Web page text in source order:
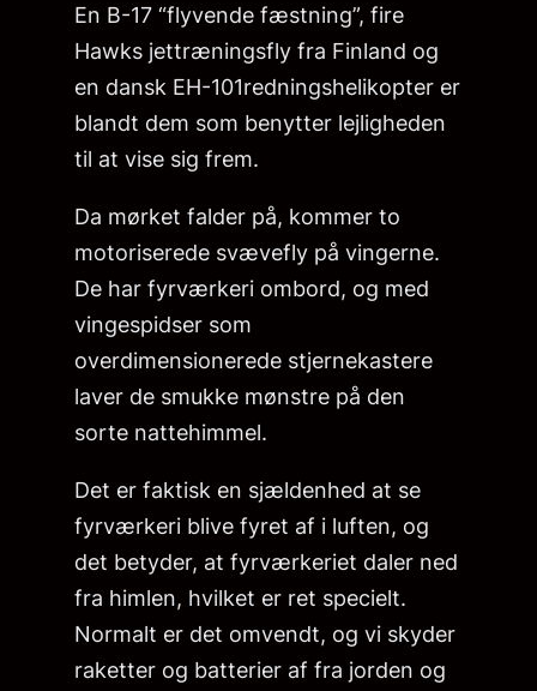
En B-17 “flyvende fæstning”, fire
Hawks jettræningsfly fra Finland og
en dansk EH-101redningshelikopter er
blandt dem som benytter lejligheden
til at vise sig frem.
Da mørket falder på, kommer to
motoriserede svævefly på vingerne.
De har fyrværkeri ombord, og med
vingespidser som
overdimensionerede stjernekastere
laver de smukke mønstre på den
sorte nattehimmel.
Det er faktisk en sjældenhed at se
fyrværkeri blive fyret af i luften, og
det betyder, at fyrværkeriet daler ned
fra himlen, hvilket er ret specielt.
Normalt er det omvendt, og vi skyder
raketter og batterier af fra jorden og